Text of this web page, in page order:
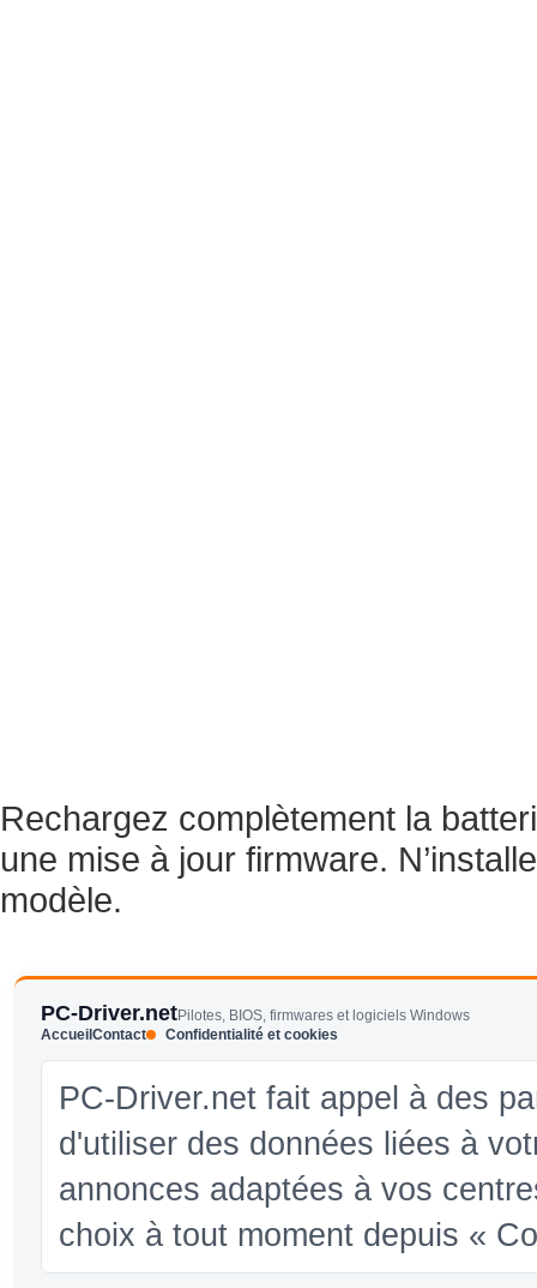
Rechargez complètement la
une mise à jour firmware.
modèle.
PC-Driver.netPilotes, BIOS, firmwares et logiciels Windows
AccueilContact Confidentialité et cookies
PC-Driver.net fait appel à des
d'utiliser des données liées à
annonces adaptées à vos
choix à tout moment depuis «